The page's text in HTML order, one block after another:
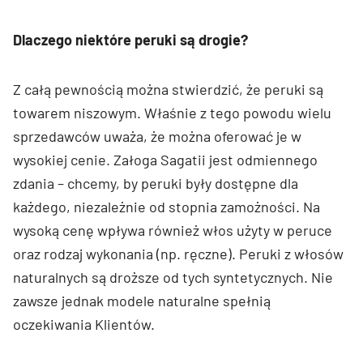
Dlaczego niektóre peruki są drogie?
Z całą pewnością można stwierdzić, że peruki są
towarem niszowym. Właśnie z tego powodu wielu
sprzedawców uważa, że można oferować je w
wysokiej cenie. Załoga Sagatii jest odmiennego
zdania – chcemy, by peruki były dostępne dla
każdego, niezależnie od stopnia zamożności. Na
wysoką cenę wpływa również włos użyty w peruce
oraz rodzaj wykonania (np. ręczne). Peruki z włosów
naturalnych są droższe od tych syntetycznych. Nie
zawsze jednak modele naturalne spełnią
oczekiwania Klientów.